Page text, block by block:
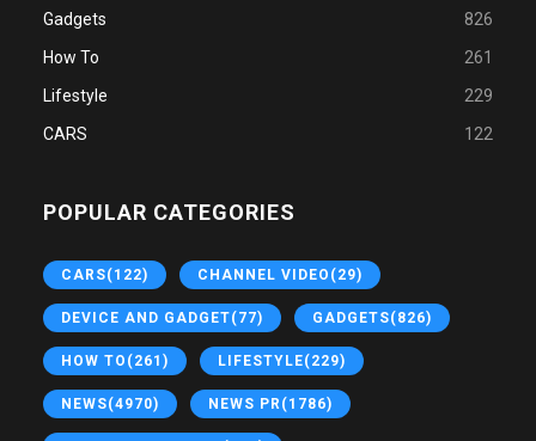
Gadgets
826
How To
261
Lifestyle
229
CARS
122
POPULAR CATEGORIES
CARS(122) CHANNEL VIDEO (29)
DEVICE AND GADGET(77) GADGETS(826)
HOW TO (261) LIFESTYLE(229)
NEWS(4970) NEWS PR (1786)